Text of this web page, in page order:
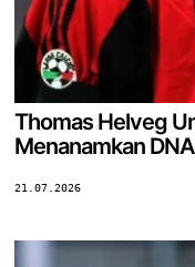
Thomas Helveg
Menanamkan
21.07.2026